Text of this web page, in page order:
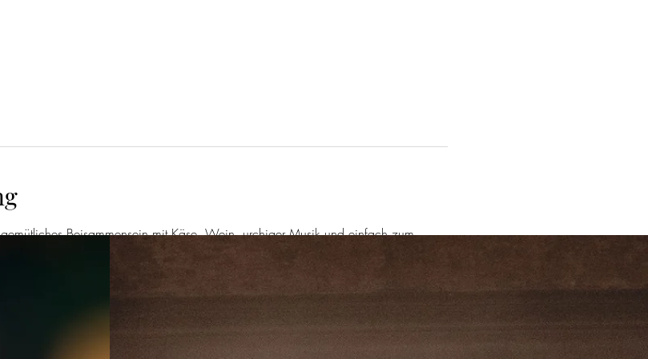
Beisammensein mit Käse, Wein, urchiger Musik und einfach zum